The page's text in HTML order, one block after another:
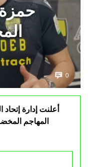
حمزة
0
أعلنت إدارة إتحاد
المهاجم